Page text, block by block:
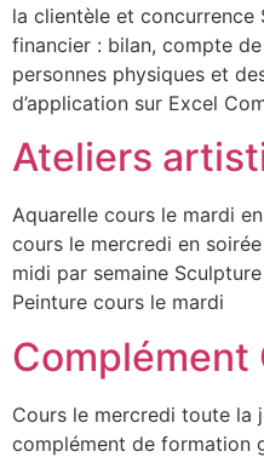
la clientèle et concurrence
financier : bilan, compte
personnes physiques et
d’application sur Excel
Ateliers
Aquarelle cours le mardi
cours le mercredi en
midi par semaine
Peinture cours le mardi
Complément
Cours le mercredi toute la
complément de formation